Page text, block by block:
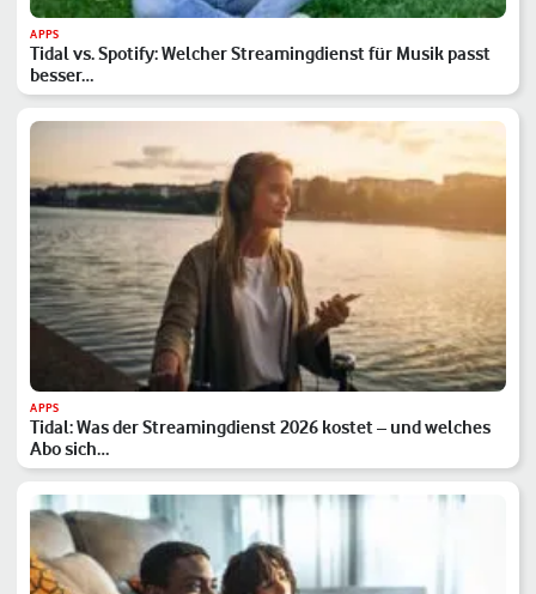
APPS
Tidal vs. Spotify: Welcher Streamingdienst für Musik passt
besser…
APPS
Tidal: Was der Streamingdienst 2026 kostet – und welches
Abo sich…